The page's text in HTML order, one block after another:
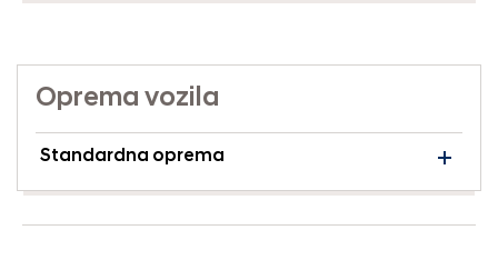
Oprema vozila
Standardna oprema